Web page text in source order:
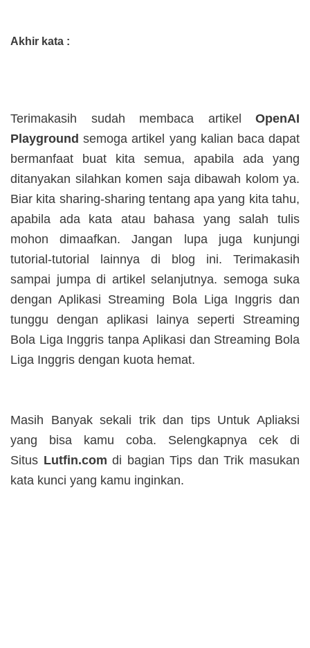
Akhir kata :
Terimakasih sudah membaca artikel OpenAI
Playgroundsemoga artikel yang kalian baca dapat
bermanfaat buat kita semua, apabila ada yang
ditanyakan silahkan komen saja dibawah kolom ya.
Biar kita sharing-sharing tentang apa yang kita tahu,
apabila ada kata atau bahasa yang salah tulis
mohon dimaafkan. Jangan lupa juga kunjungi
tutorial-tutorial lainnya di blog ini. Terimakasih
sampai jumpa di artikel selanjutnya. semoga suka
dengan Aplikasi Streaming Bola Liga Inggris dan
tunggu dengan aplikasi lainya seperti Streaming
Bola Liga Inggris tanpa Aplikasi dan Streaming Bola
Liga Inggris dengan kuota hemat.
Masih Banyak sekali trik dan tips Untuk Apliaksi
yang bisa kamu coba. Selengkapnya cek di
Situs Lutfin.com di bagian Tips dan Trik masukan
kata kunci yang kamu inginkan.